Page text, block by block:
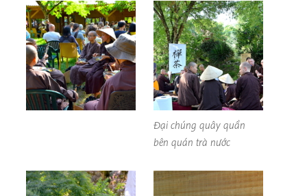
Đại chúng quây quần
bên quán trà nước